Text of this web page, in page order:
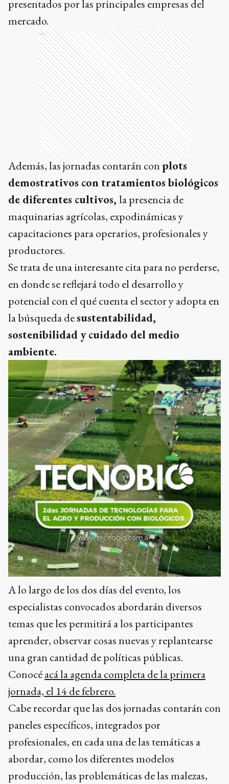
presentados por las principales empresas del
mercado.
Ads
Además, las jornadas contarán con plots
demostrativos con tratamientos biológicos
de diferentes cultivos, la presencia de
maquinarias agrícolas, expodinámicas y
capacitaciones para operarios, profesionales y
productores.
Se trata de una interesante cita para no perderse,
en donde se reflejará todo el desarrollo y
potencial con el qué cuenta el sector y adopta en
la búsqueda desustentabilidad,
sostenibilidad y cuidado del medio
ambiente.
A lo largo de los dos días del evento, los
especialistas convocados abordarán diversos
temas que les permitirá a los participantes
aprender, observar cosas nuevas y replantearse
una gran cantidad de políticas públicas.
Conocéacá la agenda completa de la primera
jornada, el 14 de febrero.
Cabe recordar que las dos jornadas contarán con
paneles específicos, integrados por
profesionales, en cada una de las temáticas a
abordar, como los diferentes modelos
producción, las problemáticas de las malezas,